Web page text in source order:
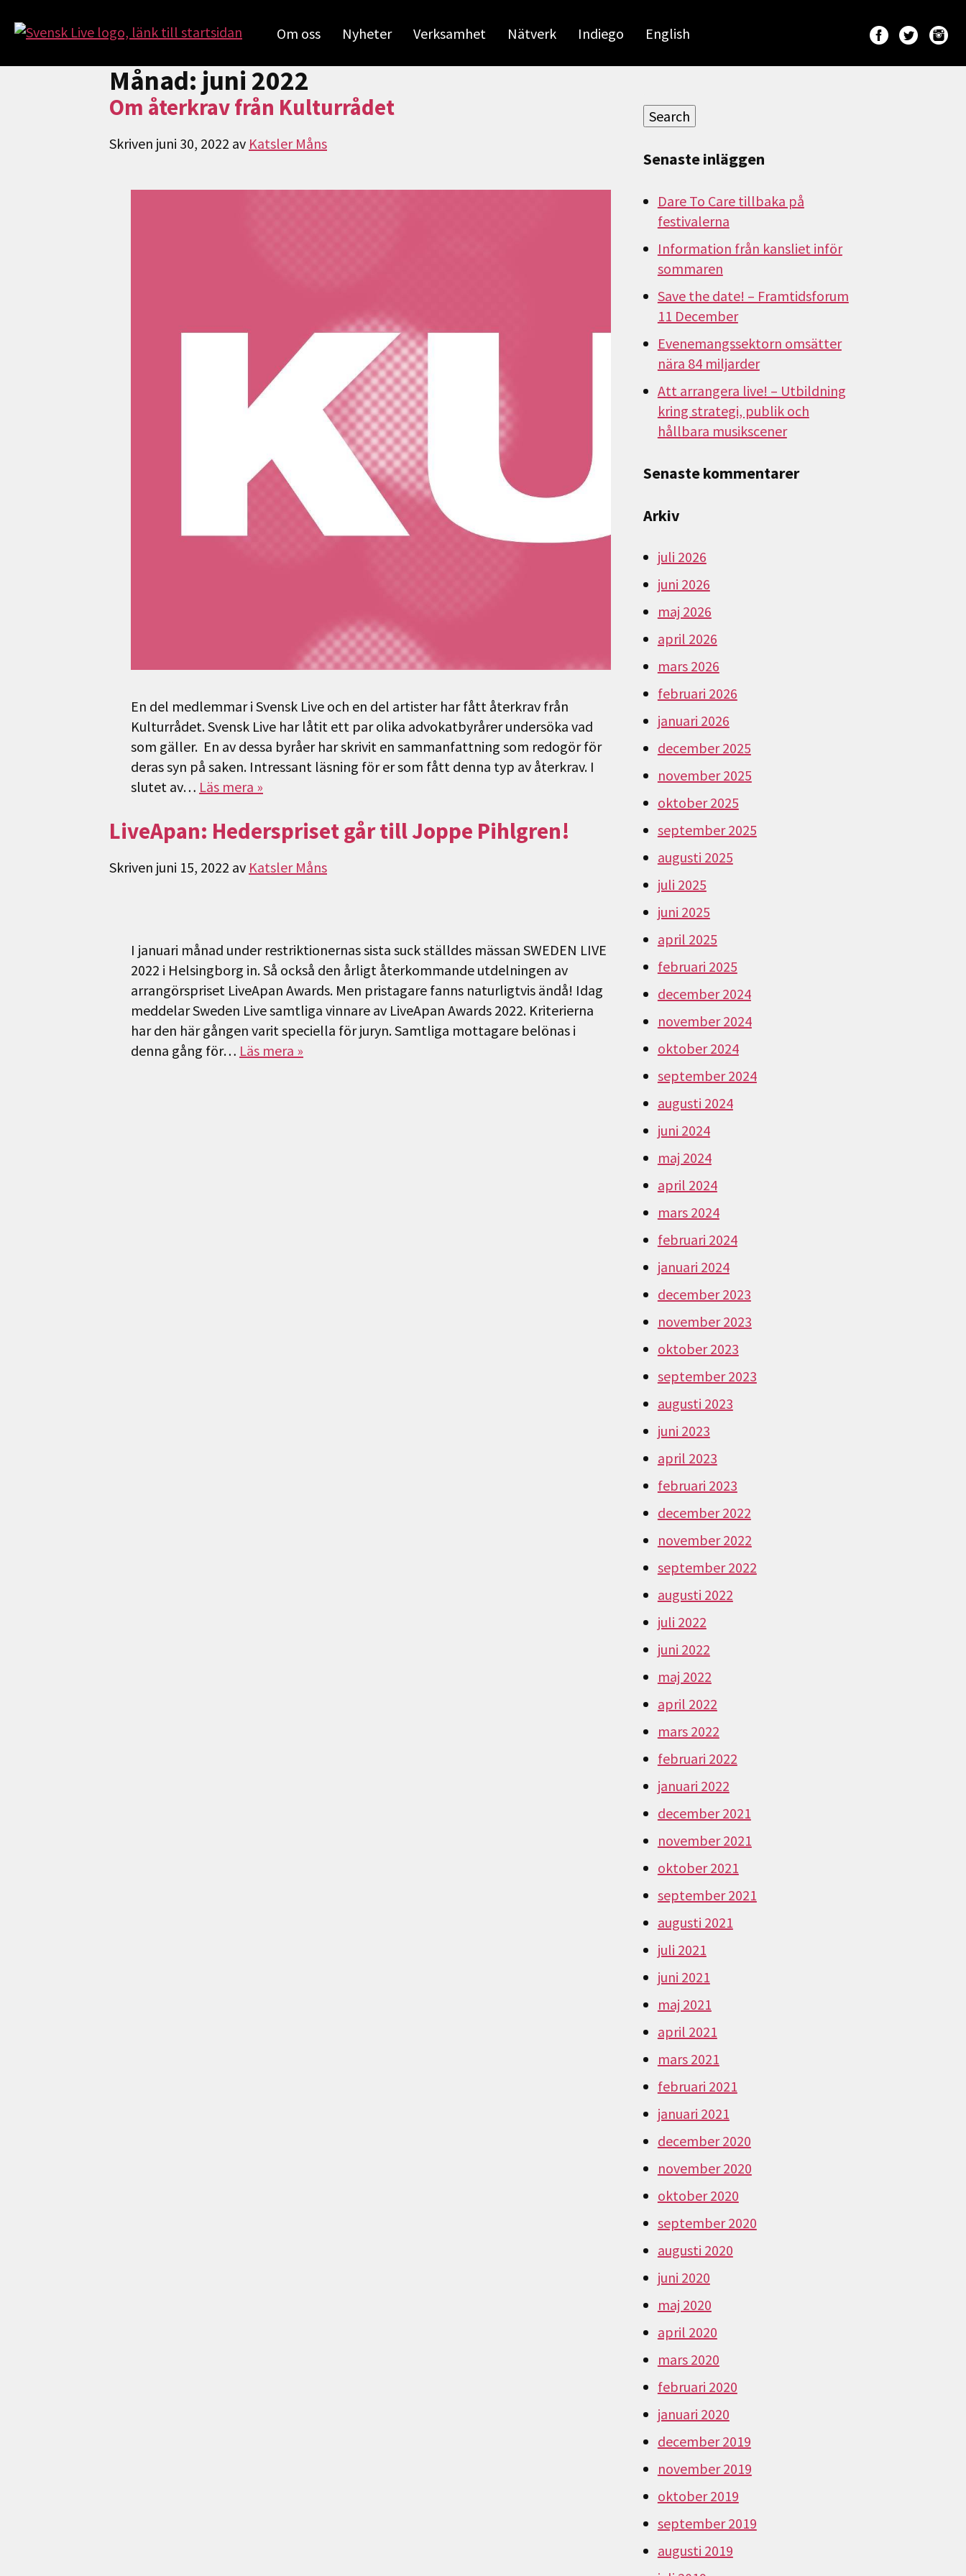
Om oss Nyheter Verksamhet Nätverk Indiego English
Månad: juni 2022
Om återkrav från Kulturrådet
Skriven juni 30, 2022 av Katsler Måns
En del medlemmar i Svensk Live och en del artister har fått återkrav från
Kulturrådet. Svensk Live har låtit ett par olika advokatbyrårer undersöka vad
som gäller. En av dessa byråer har skrivit en sammanfattning som redogör för
deras syn på saken. Intressant läsning för er som fått denna typ av återkrav. I
slutet av… Läs mera »
LiveApan: Hederspriset går till Joppe Pihlgren!
Skriven juni 15, 2022 av Katsler Måns
I januari månad under restriktionernas sista suck ställdes mässan SWEDEN LIVE
2022 i Helsingborg in. Så också den årligt återkommande utdelningen av
arrangörspriset LiveApan Awards. Men pristagare fanns naturligtvis ändå! Idag
meddelar Sweden Live samtliga vinnare av LiveApan Awards 2022. Kriterierna
har den här gången varit speciella för juryn. Samtliga mottagare belönas i
denna gång för… Läs mera »
Search
Senaste inläggen
Dare To Care tillbaka på
festivalerna
Information från kansliet inför
sommaren
Save the date! – Framtidsforum
11 December
Evenemangssektorn omsätter
nära 84 miljarder
Att arrangera live! – Utbildning
kring strategi, publik och
hållbara musikscener
Senaste kommentarer
Arkiv
juli 2026
juni 2026
maj 2026
april 2026
mars 2026
februari 2026
januari 2026
december 2025
november 2025
oktober 2025
september 2025
augusti 2025
juli 2025
juni 2025
april 2025
februari 2025
december 2024
november 2024
oktober 2024
september 2024
augusti 2024
juni 2024
maj 2024
april 2024
mars 2024
februari 2024
januari 2024
december 2023
november 2023
oktober 2023
september 2023
augusti 2023
juni 2023
april 2023
februari 2023
december 2022
november 2022
september 2022
augusti 2022
juli 2022
juni 2022
maj 2022
april 2022
mars 2022
februari 2022
januari 2022
december 2021
november 2021
oktober 2021
september 2021
augusti 2021
juli 2021
juni 2021
maj 2021
april 2021
mars 2021
februari 2021
januari 2021
december 2020
november 2020
oktober 2020
september 2020
augusti 2020
juni 2020
maj 2020
april 2020
mars 2020
februari 2020
januari 2020
december 2019
november 2019
oktober 2019
september 2019
augusti 2019